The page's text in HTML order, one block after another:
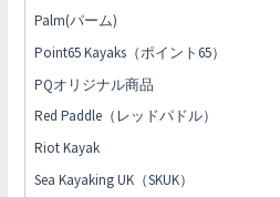
Palm(パーム)
Point65 Kayaks（ポイント65）
PQオリジナル商品
Red Paddle（レッドパドル）
Riot Kayak
Sea Kayaking UK（SKUK）